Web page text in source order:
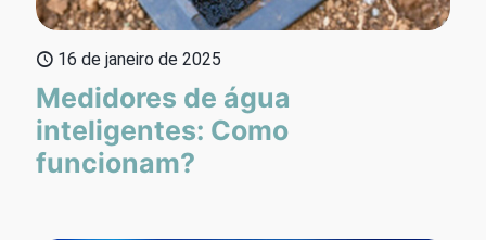
16 de janeiro de 2025
Medidores de água
inteligentes: Como
funcionam?